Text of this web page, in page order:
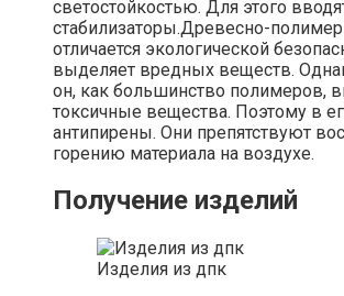
светостойкостью. Для этого
стабилизаторы.Древесно-
отличается экологической
выделяет вредных веществ.
он, как большинство полимеров,
токсичные вещества. Поэтому в
антипирены. Они препятствуют
горению материала на воздухе.
Получение изделий
Изделия из дпк